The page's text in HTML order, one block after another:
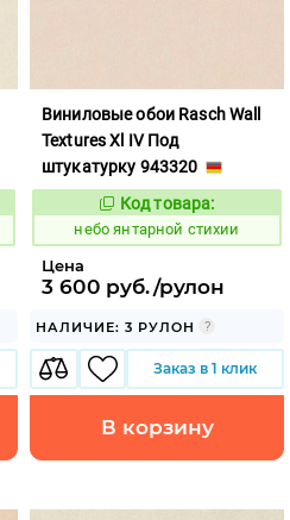
Виниловые обои Rasch Wall
Textures Xl IV Под
штукатурку 943320
1124848
Код товара:
небо янтарной стихии
Цена
3 600 руб./рулон
НАЛИЧИЕ: 3 РУЛОН
Заказ в 1 клик
В корзину